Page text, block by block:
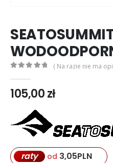
( Na razie nie ma
105,00zł
raty od 3,05PLN